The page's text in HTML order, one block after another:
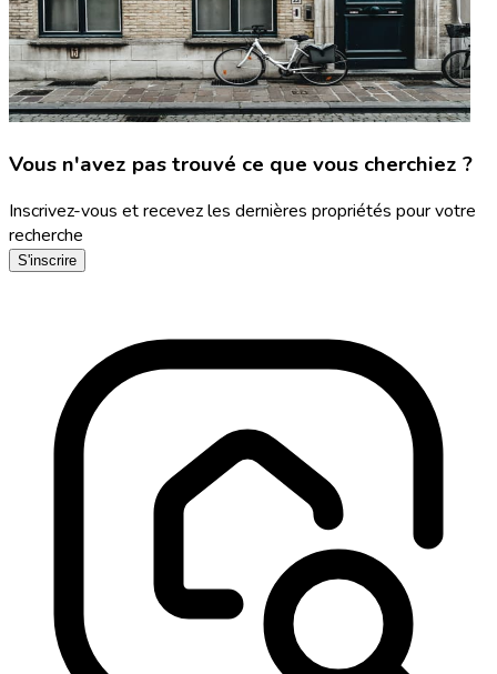
Vous n'avez pas trouvé ce que vous cherchiez ?
Inscrivez-vous et recevez les dernières propriétés pour votre
recherche
S'inscrire